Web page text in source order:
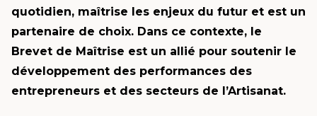
quotidien, maîtrise les enjeux du futur et est un
partenaire de choix. Dans ce contexte, le
Brevet de Maîtrise est un allié pour soutenir le
développement des performances des
entrepreneurs et des secteurs de l’Artisanat.